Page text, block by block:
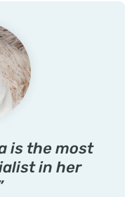
is the most
in her